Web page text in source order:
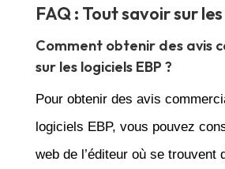
FAQ : Tout savoir sur
Comment obtenir des avis
sur les logiciels EBP ?
Pour obtenir des avis
logiciels EBP, vous pouvez
web de l’éditeur où se trouvent